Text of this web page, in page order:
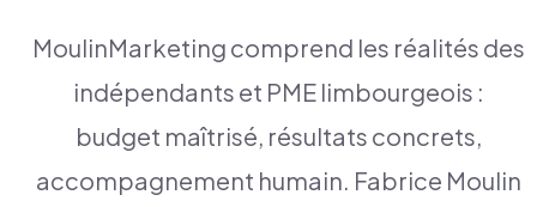
MoulinMarketing comprend les réalités des
indépendants et PME limbourgeois :
budget maîtrisé, résultats concrets,
accompagnement humain. Fabrice Moulin